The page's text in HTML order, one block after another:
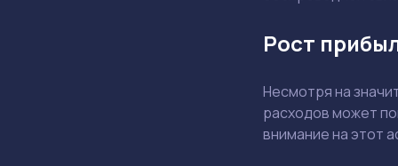
Рост
Несмотря на
расходов может
внимание на этот